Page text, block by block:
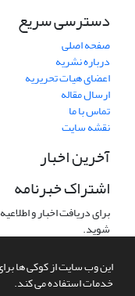
این وب سایت از کوکی ها
خدمات استفاده می کند.
دسترسی سریع
صفحه اصلی
درباره نشریه
اعضای هیات تحریریه
ارسال مقاله
تماس با ما
نقشه سایت
آخرین اخبار
اشتراک خبرنامه
برای دریافت اخبار و
شوید.